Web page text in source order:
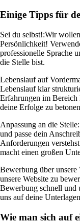
Einige Tipps für
Sei du selbst!:Wir
Persönlichkeit!
professionelle Sprache
die Stelle bist.
Lebenslauf auf
Lebenslauf klar
Erfahrungen im
deine Erfolge zu
Anpassung an die Stelle:
und passe dein
Anforderungen
macht einen großen
Bewerbung über unsere
unsere Website zu
Bewerbung schnell und
uns auf deine
Wie man sich auf